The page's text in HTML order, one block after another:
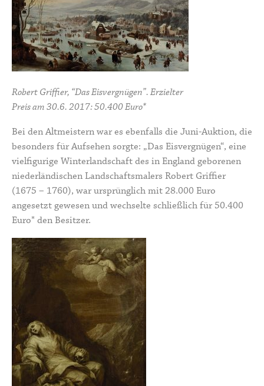
Robert Griffier, “Das Eisvergnügen”. Erzielter
Preis am 30.6. 2017: 50.400 Euro*
Bei den Altmeistern war es ebenfalls die Juni-Auktion, die
besonders für Aufsehen sorgte: „Das Eisvergnügen“, eine
vielfigurige Winterlandschaft des in England geborenen
niederländischen Landschaftsmalers Robert Griffier
(1675 – 1760), war ursprünglich mit 28.000 Euro
angesetzt gewesen und wechselte schließlich für 50.400
Euro* den Besitzer.